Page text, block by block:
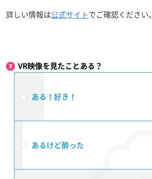
詳しい情報は公式サイトでご確認ください。
VR映像を見たことある？
ある！好き！
あるけど酔った